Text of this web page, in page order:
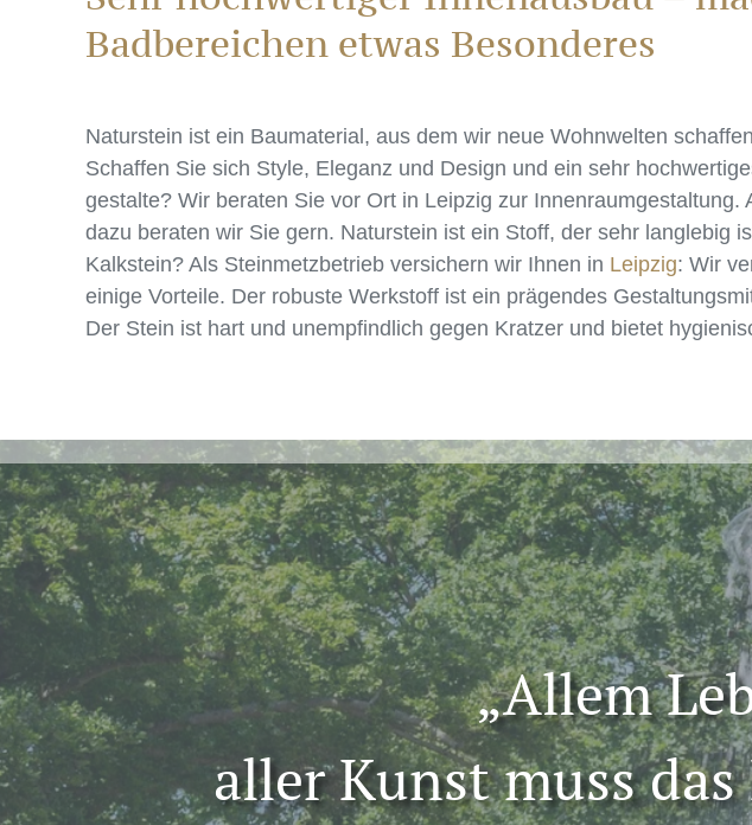
Badbereichen etwas Besonderes
Naturstein ist ein Baumaterial, aus dem wir neue Wohnwelten
Schaffen Sie sich Style, Eleganz und Design und ein sehr
gestalte? Wir beraten Sie vor Ort in Leipzig zur
dazu beraten wir Sie gern. Naturstein ist ein Stoff, der sehr langlebig
Kalkstein? Als Steinmetzbetrieb versichern wir Ihnen in Leipzig: Wir
einige Vorteile. Der robuste Werkstoff ist ein prägendes
Der Stein ist hart und unempfindlich gegen Kratzer und bietet
„Allem
aller Kunst muss